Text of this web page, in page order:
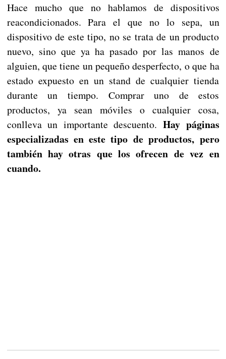
Hace mucho que no hablamos de dispositivos
reacondicionados. Para el que no lo sepa, un
dispositivo de este tipo, no se trata de un producto
nuevo, sino que ya ha pasado por las manos de
alguien, que tiene un pequeño desperfecto, o que ha
estado expuesto en un stand de cualquier tienda
durante un tiempo. Comprar uno de estos
productos, ya sean móviles o cualquier cosa,
conlleva un importante descuento. Hay páginas
especializadas en este tipo de productos, pero
también hay otras que los ofrecen de vez en
cuando.